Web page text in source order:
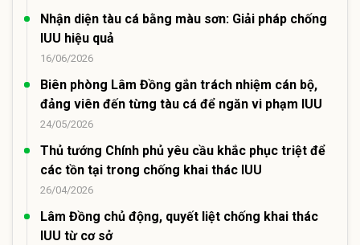
Nhận diện tàu cá bằng màu sơn: Giải pháp chống
IUU hiệu quả
16/06/2026
Biên phòng Lâm Đồng gắn trách nhiệm cán bộ,
đảng viên đến từng tàu cá để ngăn vi phạm IUU
24/05/2026
Thủ tướng Chính phủ yêu cầu khắc phục triệt để
các tồn tại trong chống khai thác IUU
26/04/2026
Lâm Đồng chủ động, quyết liệt chống khai thác
IUU từ cơ sở